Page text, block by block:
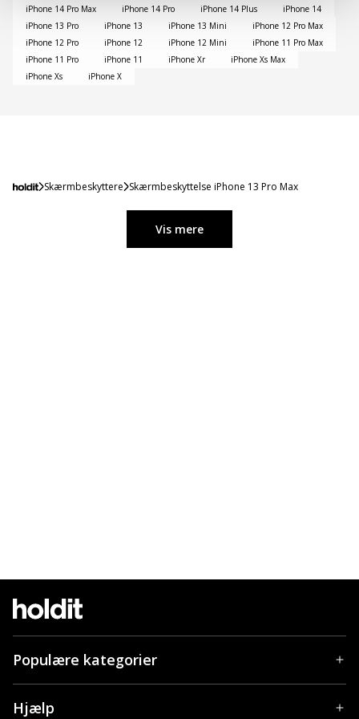
iPhone 14 Pro Max
iPhone 14 Pro iPhone 14 Plus
iPhone 14
iPhone 13 Pro
iPhone 13 iPhone 13 Mini
iPhone 12 Pro Max
iPhone 12 Pro
iPhone 12 iPhone 12 Mini
iPhone 11 Pro Max
iPhone 11 Pro
iPhone 11 iPhone Xr
iPhone Xs Max
iPhone Xs
iPhone X
Skærmbeskyttere Skærmbeskyttelse iPhone 13 Pro Max
Vis mere
Populære kategorier
Hjælp